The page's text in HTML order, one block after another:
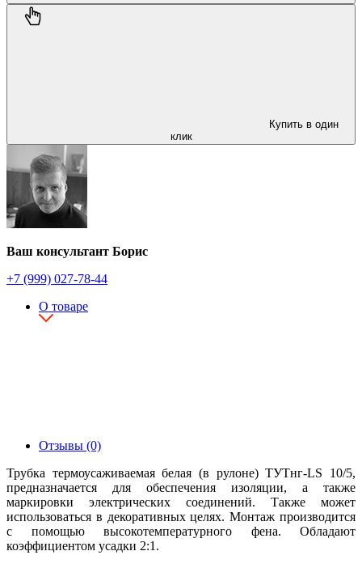
Купить в один
клик
Ваш консультант Борис
+7 (999) 027-78-44
О товаре
Отзывы (0)
Трубка термоусаживаемая белая (в рулоне) ТУТнг-LS 10/5,
предназначается для обеспечения изоляции, а также
маркировки электрических соединений. Также может
использоваться в декоративных целях. Монтаж производится
с помощью высокотемпературного фена. Обладают
коэффициентом усадки 2:1.